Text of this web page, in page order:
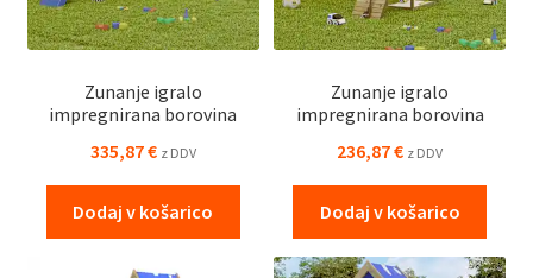
Zunanje igralo
impregnirana borovina
335,87€ z DDV
Dodaj v košarico
Zunanje igralo
impregnirana borovina
236,87€ z DDV
Dodaj v košarico